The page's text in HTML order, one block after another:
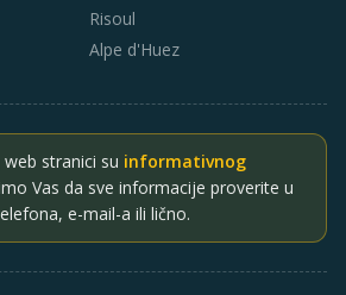
Risoul
Alpe d'Huez
stranici su informativnog
Vas da sve informacije proverite u
e-mail-a ili lično.